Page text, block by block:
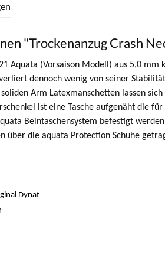
"Trockenanzug Crash
21 Aquata (Vorsaison Modell) aus 5,0
dennoch wenig von seiner
Arm Latexmanschetten lassen
ist eine Tasche aufgenäht die
Beintaschensystem befestigt
über die aquata Protection Schuhe
Dynat